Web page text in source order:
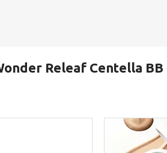
Releaf Centella BB